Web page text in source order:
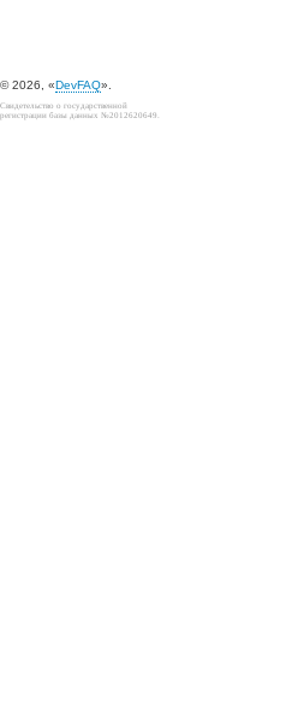
© 2026, «DevFAQ».
Свидетельство о государственной
регистрации базы данных №2012620649.